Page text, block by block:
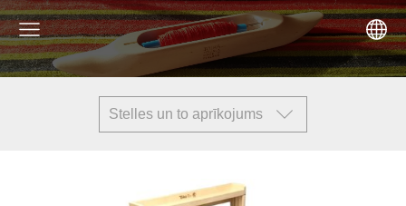
Stelles un to aprīkojums